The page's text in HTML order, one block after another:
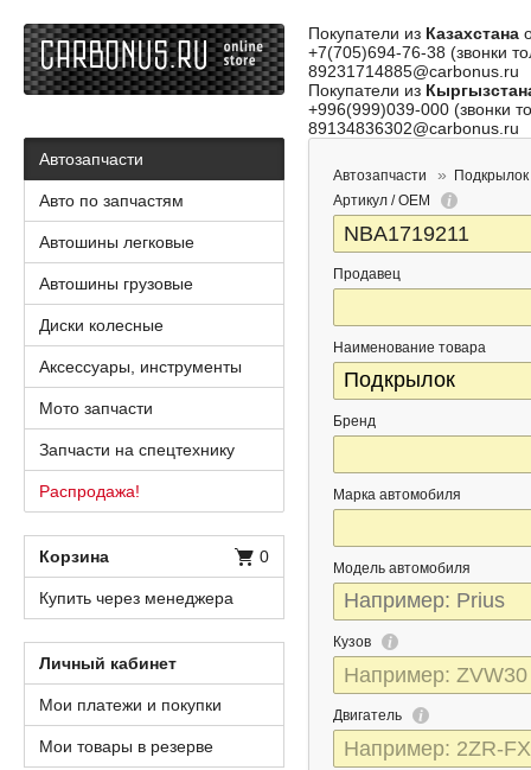
Покупатели из Казахстана
+7(705)694-76-38 (звонки
89231714885@carbonus.ru
Покупатели из
+996(999)039-000 (звонки
89134836302@carbonus.ru
Автозапчасти
Подкрылок
Артикул / OEM
Продавец
Наименование товара
Бренд
Марка автомобиля
Модель автомобиля
Кузов
Двигатель
Автозапчасти
Авто по запчастям
Автошины легковые
Автошины грузовые
Диски колесные
Аксессуары, инструменты
Мото запчасти
Запчасти на спецтехнику
Распродажа!
Корзина 0
Купить через менеджера
Личный кабинет
Мои платежи и покупки
Мои товары в резерве